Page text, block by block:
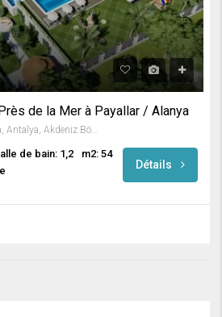
de la Mer à Payallar / Alanya
de bain: 1,2
m2: 54
Détails